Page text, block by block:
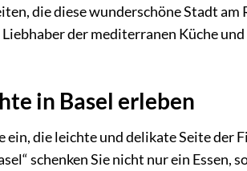
die diese wunderschöne Stadt am
der mediterranen Küche und
in Basel erleben
die leichte und delikate Seite der
schenken Sie nicht nur ein Essen,